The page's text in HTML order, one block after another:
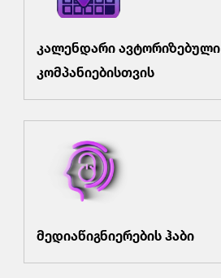
კალენდარი ავტორიზებული
კომპანიებისთვის
მედიაწიგნიერების ჰაბი